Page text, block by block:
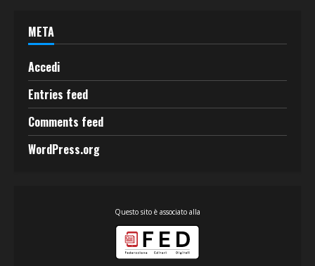
META
Accedi
Entries feed
Comments feed
WordPress.org
Questo sito è associato alla